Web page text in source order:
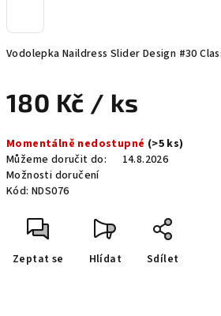
Vodolepka Naildress Slider Design #30
180 Kč / ks
cena:
Momentálně nedostupné (>5 ks)
Můžeme doručit do:
14.8.2026
Možnosti doručení
Kód: NDS076
Zeptat se Hlídat Sdílet